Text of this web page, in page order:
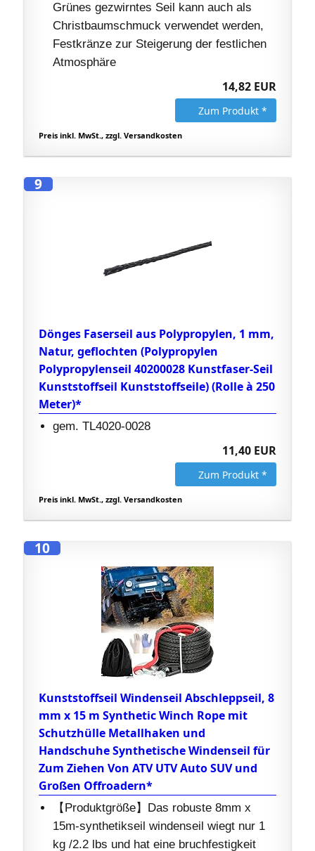
Grünes gezwirntes Seil kann auch als
Christbaumschmuck verwendet werden,
Festkränze zur Steigerung der festlichen
Atmosphäre
14,82 EUR
Zum Produkt *
Preis inkl. MwSt., zzgl. Versandkosten
9
Dönges Faserseil aus Polypropylen, 1 mm,
Natur, geflochten (Polypropylen
Polypropylenseil 40200028 Kunstfaser-Seil
Kunststoffseil Kunststoffseile) (Rolle à 250
Meter)*
gem. TL4020-0028
11,40 EUR
Zum Produkt *
Preis inkl. MwSt., zzgl. Versandkosten
10
Kunststoffseil Windenseil Abschleppseil, 8
mm x 15 m Synthetic Winch Rope mit
Schutzhülle Metallhaken und
Handschuhe Synthetische Windenseil für
Zum Ziehen Von ATV UTV Auto SUV und
Großen Offroadern*
【Produktgröße】Das robuste 8mm x
15m-synthetikseil windenseil wiegt nur 1
kg /2.2 lbs und hat eine bruchfestigkeit